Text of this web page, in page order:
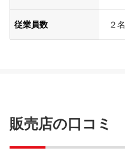
従業員数 ２名
販売店の口コミ